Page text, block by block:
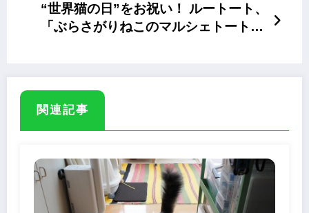
“世界猫の日”をお祝い！ ルートート、
「ぶらさがりねこのマルシェトート」
関連記事